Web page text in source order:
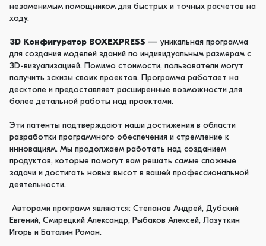
незаменимым помощником для быстрых и точных расчетов на
ходу.
3D Конфигуратор BOXEXPRESS — уникальная программа
для создания моделей зданий по индивидуальным размерам с
3D-визуализацией. Помимо стоимости, пользователи могут
получить эскизы своих проектов. Программа работает на
десктопе и предоставляет расширенные возможности для
более детальной работы над проектами.
Эти патенты подтверждают наши достижения в области
разработки программного обеспечения и стремление к
инновациям. Мы продолжаем работать над созданием
продуктов, которые помогут вам решать самые сложные
задачи и достигать новых высот в вашей профессиональной
деятельности.
Авторами программ являются: Степанов Андрей, Дубский
Евгений, Смирецкий Александр, Рыбаков Алексей, Лазуткин
Игорь и Баталин Роман.